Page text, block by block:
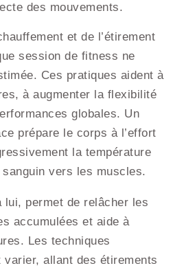
des mouvements.
et de l’étirement
session de fitness ne
Ces pratiques aident à
à augmenter la flexibilité
globales. Un
prépare le corps à l’effort
la température
vers les muscles.
lui, permet de relâcher les
accumulées et aide à
Les techniques
varier, allant des étirements